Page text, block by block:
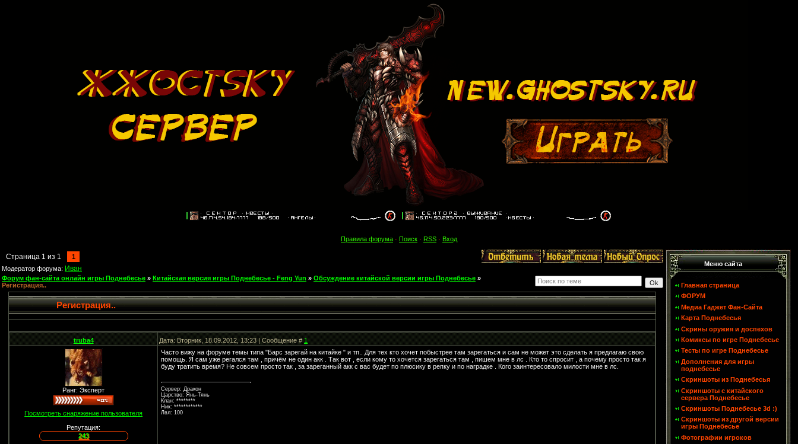
Правила форума · Поиск · RSS · Вход
Страница 1 из 1
1
Модератор форума: Иван
Форум фан-сайта онлайн игры Поднебесье » Китайская версия игры Поднебесье - Feng Yun » Обсуждение китайской версии игры Поднебесье »
Регистрация..
Регистрация..
truba4 Дата: Вторник, 18.09.2012, 13:23 | Сообщение #1
Ранг: Эксперт
Посмотреть снаряжение пользователя
Репутация:
243
Часто вижу на форуме темы типа "Барс зарегай на китайке " и тп.. Для тех кто хочет побыстрее там зарегаться и сам не может это сделать я предлагаю свою
помощь. Я сам уже регался там , причём не один акк . Так вот , если кому то хочется зарегаться там , пишем мне в лс . Кто то спросит , а почему просто так я
буду тратить время? Не совсем просто так , за зареганный акк с вас будет по плюсику в репку и по наградке . Кого заинтересовало милости мне в лс.
Сервер: Дракон
Царство: Янь-Тянь
Клан: ********
Ник: ************
Лвл: 100
Меню сайта
Главная страница
ФОРУМ
Медиа Гаджет Фан-Сайта
Карта Поднебесья
Скрины оружия и доспехов
Комиксы по игре Поднебесье
Тесты по игре Поднебесье
Дополнения для игры
поднебесье
Скриншоты из Поднебесья
Скриншоты с китайского
сервера Поднебесье
Скриншоты Поднебесье 3d :)
Скриншоты из другой версии
игры Поднебесье
Фотографии игроков